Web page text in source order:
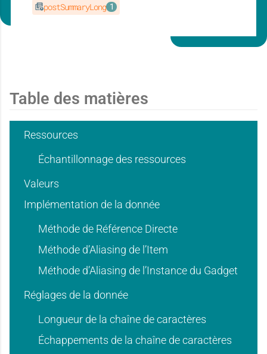
'
u
s
a
g
d
'
u
s
a
g
i
e
d
'
u
s
i
d
u
s
postSummaryLong
Table des matières
Ressources
Échantillonnage des ressources
Valeurs
Implémentation de la donnée
Méthode de Référence Directe
Méthode d’Aliasing de l’Item
Méthode d’Aliasing de l’Instance du Gadget
Réglages de la donnée
Longueur de la chaîne de caractères
Échappements de la chaîne de caractères